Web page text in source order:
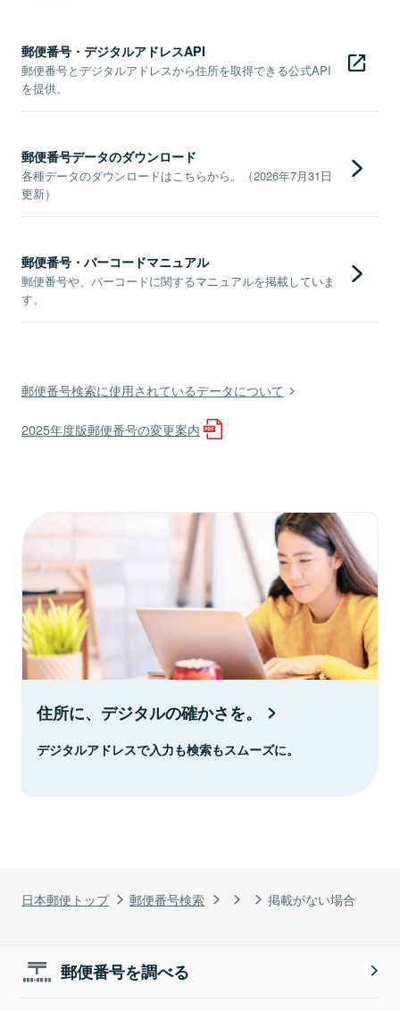
日本郵便トップ 郵便番号検索 掲載がない場合
郵便番号・デジタルアドレスAPI
郵便番号とデジタルアドレスから住所を取得できる公式API
を提供。
郵便番号データのダウンロード
各種データのダウンロードはこちらから。（2026年7月31日
更新）
郵便番号・バーコードマニュアル
郵便番号や、バーコードに関するマニュアルを掲載していま
す。
郵便番号検索に使用されているデータについて
2025年度版郵便番号の変更案内
住所に、デジタルの確かさを。
デジタルアドレスで入力も検索もスムーズに。
郵便番号を調べる